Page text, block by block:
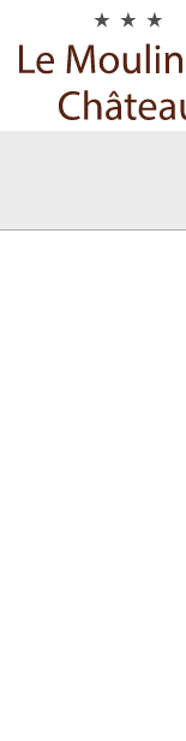
Cookie-Einstellungen